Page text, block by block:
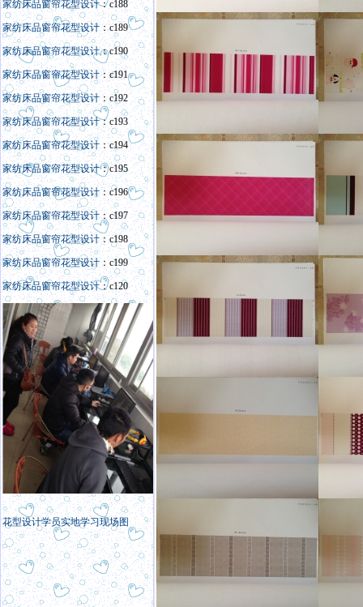
家纺床品窗帘花型设计：c188
家纺床品窗帘花型设计：c189
家纺床品窗帘花型设计：c190
家纺床品窗帘花型设计：c191
家纺床品窗帘花型设计：c192
家纺床品窗帘花型设计：c193
家纺床品窗帘花型设计：c194
家纺床品窗帘花型设计：c195
家纺床品窗帘花型设计：c196
家纺床品窗帘花型设计：c197
家纺床品窗帘花型设计：c198
家纺床品窗帘花型设计：c199
家纺床品窗帘花型设计：c120
花型设计学员实地学习现场图